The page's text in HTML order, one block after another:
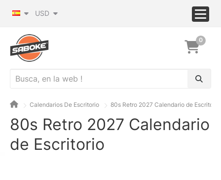
USD
0
Calendarios De Escritorio 80s Retro 2027 Calendario de Escritorio
80s Retro 2027 Calendario
de Escritorio